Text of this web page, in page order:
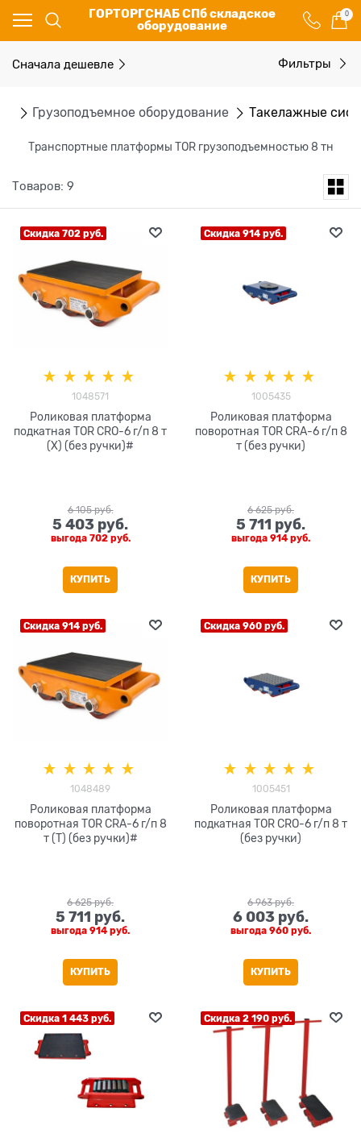
ГОРТОРГСНАБ СПб складское
оборудование
0
Грузоподъемное оборудование Такелажные
Транспортные платформы TOR грузоподъемностью 8 тн
Сначала дешевле Фильтры
Товаров: 9
Скидка 702 руб.
1048571
Роликовая платформа
подкатная TOR CRO-6 г/п 8 т
(X) (без ручки)#
6 105 руб.
5 403 руб.
выгода 702 руб.
КУПИТЬ
Скидка 914 руб.
1005435
Роликовая платформа
поворотная TOR CRA-6 г/п 8
т (без ручки)
6 625 руб.
5 711 руб.
выгода 914 руб.
КУПИТЬ
Скидка 914 руб.
1048489
Роликовая платформа
поворотная TOR CRA-6 г/п 8
т (T) (без ручки)#
6 625 руб.
5 711 руб.
выгода 914 руб.
КУПИТЬ
Скидка 960 руб.
1005451
Роликовая платформа
подкатная TOR CRO-6 г/п 8 т
(без ручки)
6 963 руб.
6 003 руб.
выгода 960 руб.
КУПИТЬ
Скидка 1 443 руб. Скидка 2 190 руб.